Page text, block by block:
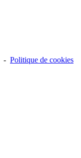
- Politique de cookies